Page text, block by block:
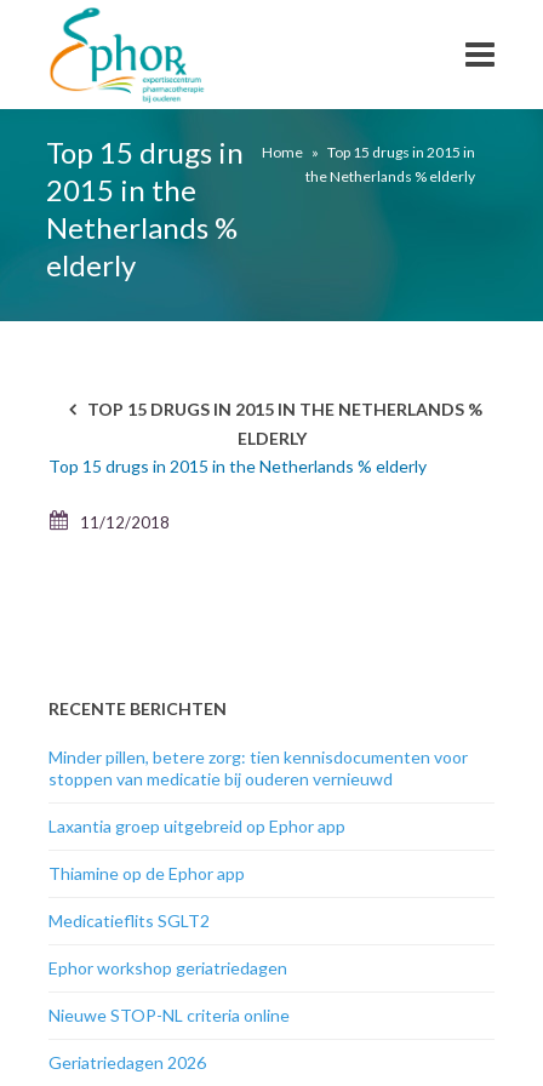
Top 15 drugs in
2015 in the
Netherlands %
elderly
Home » Top 15 drugs in 2015 in
the Netherlands % elderly
TOP 15 DRUGS IN 2015 IN THE NETHERLANDS %
ELDERLY
Top 15 drugs in 2015 in the Netherlands % elderly
11/12/2018
RECENTE BERICHTEN
Minder pillen, betere zorg: tien kennisdocumenten voor
stoppen van medicatie bij ouderen vernieuwd
Laxantia groep uitgebreid op Ephor app
Thiamine op de Ephor app
Medicatieflits SGLT2
Ephor workshop geriatriedagen
Nieuwe STOP-NL criteria online
Geriatriedagen 2026